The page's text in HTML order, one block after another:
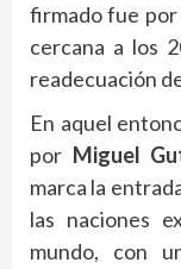
firmado fue por
cercana a los
readecuación
En aquel
por Miguel
marca la
las naciones
mundo, con